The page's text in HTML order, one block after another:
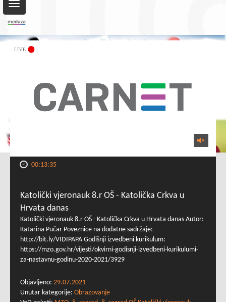
Toggle
navigation
00:13:35
Katolički vjeronauk 8.r OŠ - Katolička Crkva u
Hrvata danas
Katolički vjeronauk 8.r OŠ - Katolička Crkva u Hrvata danas Autor:
Katarina Pučar Poveznice na dodatne sadržaje:
http://bit.ly/VIDIPAPA Godišnji izvedbeni kurikulum:
https://mzo.gov.hr/vijesti/okvirni-godisnji-izvedbeni-kurikulumi-
za-nastavnu-godinu-2020-2021/3929
Objavljeno: 29.07.2021
Unutar kategorije: Obrazovanje